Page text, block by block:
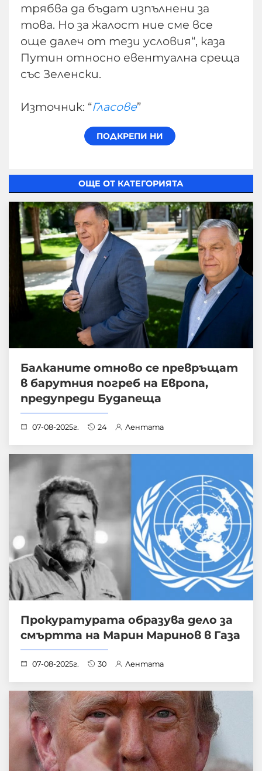
трябва да бъдат изпълнени за
това. Но за жалост ние сме все
още далеч от тези условия“, каза
Путин относно евентуална среща
със Зеленски.
Източник: “Гласове”
ОЩЕ ОТ КАТЕГОРИЯТА
Балканите отново се превръщат
в барутния погреб на Европа,
предупреди Будапеща
07-08-2025г. 24 Лентата
Прокуратурата образува дело за
смъртта на Марин Маринов в Газа
07-08-2025г. 30 Лентата